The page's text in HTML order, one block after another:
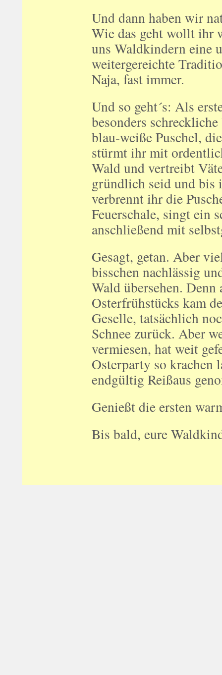
Und dann haben wir
Wie das geht wollt ihr
uns Waldkindern eine
weitergereichte
Naja, fast immer.
Und so geht´s: Als
besonders
blau-weiße Puschel,
stürmt ihr mit
Wald und vertreibt
gründlich seid und bis
verbrennt ihr die
Feuerschale, singt ein
anschließend mit
Gesagt, getan. Aber
bisschen nachlässig
Wald übersehen. Denn
Osterfrühstücks kam
Geselle, tatsächlich
Schnee zurück. Aber
vermiesen, hat weit
Osterparty so krachen
endgültig Reißaus
Genießt die ersten
Bis bald, eure